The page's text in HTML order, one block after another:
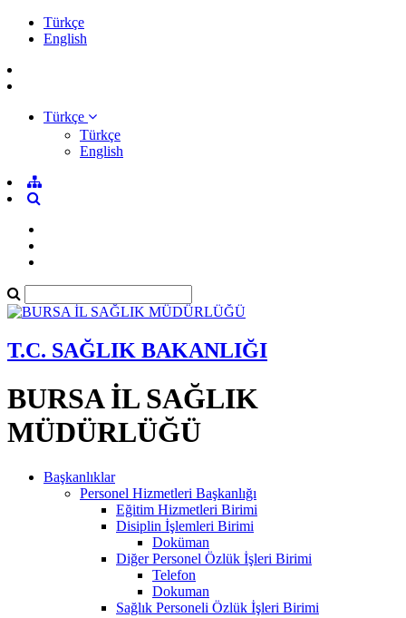
Türkçe
English
Türkçe
Türkçe
English
T.C. SAĞLIK BAKANLIĞI
BURSA İL SAĞLIK
MÜDÜRLÜĞÜ
Başkanlıklar
Personel Hizmetleri Başkanlığı
Eğitim Hizmetleri Birimi
Disiplin İşlemleri Birimi
Doküman
Diğer Personel Özlük İşleri Birimi
Telefon
Dokuman
Sağlık Personeli Özlük İşleri Birimi